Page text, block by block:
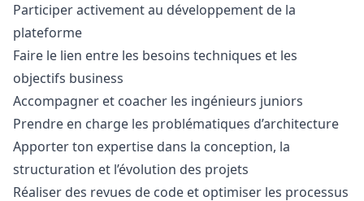
Participer activement au développement de la
plateforme
Faire le lien entre les besoins techniques et les
objectifs business
Accompagner et coacher les ingénieurs juniors
Prendre en charge les problématiques d’architecture
Apporter ton expertise dans la conception, la
structuration et l’évolution des projets
Réaliser des revues de code et optimiser les processus